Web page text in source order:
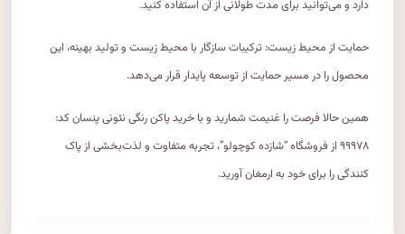
دارد و می‌توانید برای مدت طولانی از آن استفاده کنید.
حمایت از محیط زیست: ترکیبات سازگار با محیط زیست و تولید بهینه، این
محصول را در مسیر حمایت از توسعه پایدار قرار می‌دهد.
همین حالا فرصت را غنیمت شمارید و با خرید پاکن رنگی نئونی پنسان کد:
۹۹۹۷۸ از فروشگاه “شازده کوچولو”، تجربه متفاوت و لذت‌بخشی از پاک‌
کنندگی را برای خود به ارمغان آورید.